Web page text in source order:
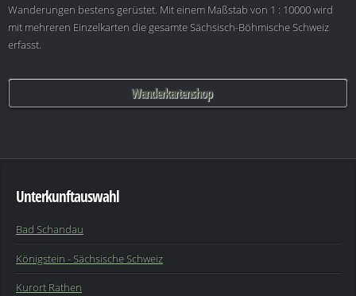
Wanderungen bestens gerüstet. Mit einem Maßstab von 1 : 10000 wird
mit mehreren Einzelkarten die gesamte Sächsisch-Böhmische Schweiz
erfasst.
Wanderkartenshop
Unterkunftauswahl
Bad Schandau
Königstein - Sächsische Schweiz
Kurort Rathen